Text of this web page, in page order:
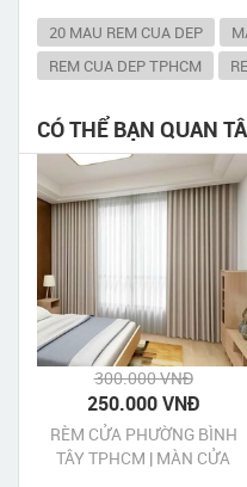
20 MAU REM CUA DEP
REM CUA DEP TPHCM
CÓ THỂ BẠN QUAN
300.000 VNĐ
250.000 VNĐ
RÈM CỬA PHƯỜNG BÌNH
TÂY TPHCM | MÀN CỬA